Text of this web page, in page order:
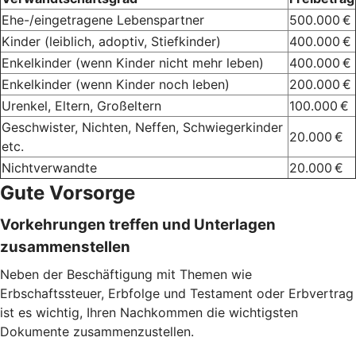
Ehe-/eingetragene Lebenspartner
500.000 €
Kinder (leiblich, adoptiv, Stiefkinder)
400.000 €
Enkelkinder (wenn Kinder nicht mehr leben)
400.000 €
Enkelkinder (wenn Kinder noch leben)
200.000 €
Urenkel, Eltern, Großeltern
100.000 €
Geschwister, Nichten, Neffen, Schwiegerkinder
etc.
20.000 €
Nichtverwandte
20.000 €
Gute Vorsorge
Vorkehrungen treffen und Unterlagen
zusammenstellen
Neben der Beschäftigung mit Themen wie
Erbschaftssteuer, Erbfolge und Testament oder Erbvertrag
ist es wichtig, Ihren Nachkommen die wichtigsten
Dokumente zusammenzustellen.